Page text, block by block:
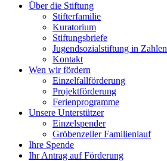
Über die Stiftung
Stifterfamilie
Kuratorium
Stiftungsbriefe
Jugendsozialstiftung in Zahlen
Kontakt
Wen wir fördern
Einzelfallförderung
Projektförderung
Ferienprogramme
Unsere Unterstützer
Einzelspender
Gröbenzeller Familienlauf
Ihre Spende
Ihr Antrag auf Förderung